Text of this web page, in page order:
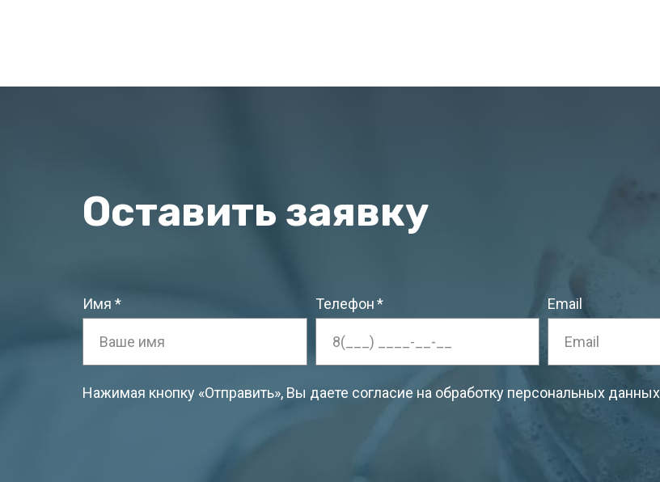
Оставить заявку
Имя Телефон Email
Нажимая кнопку «Отправить», Вы даете согласие на обработку персональных данных